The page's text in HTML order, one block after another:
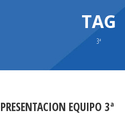
TAG
3ª
PRESENTACION EQUIPO 3ª